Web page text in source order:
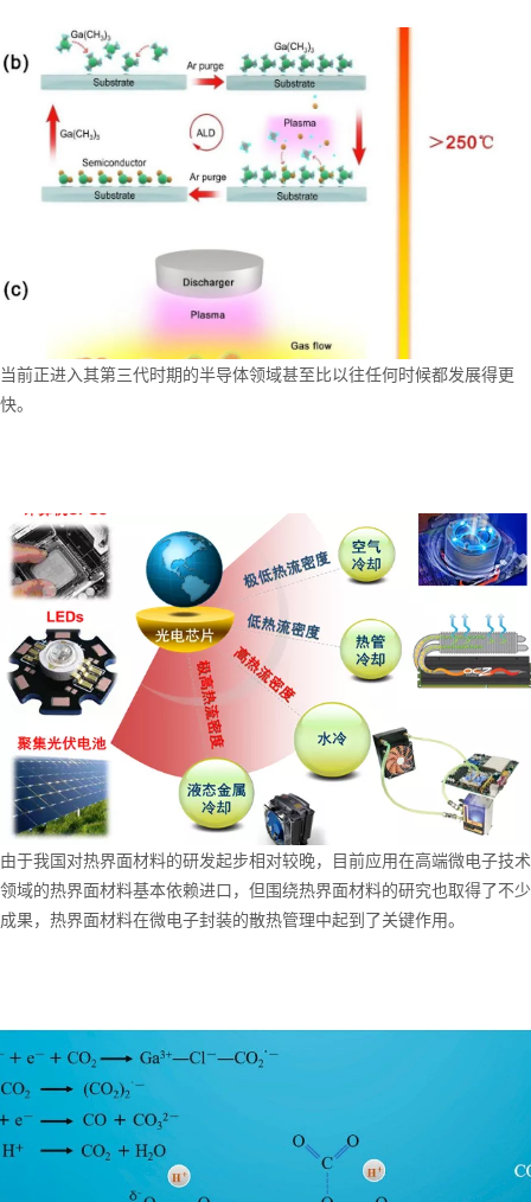
当前正进入其第三代时期的半导体领域甚至比以往任何时候都发展得更
快。
由于我国对热界面材料的研发起步相对较晚，目前应用在高端微电子技术
领域的热界面材料基本依赖进口，但围绕热界面材料的研究也取得了不少
成果，热界面材料在微电子封装的散热管理中起到了关键作用。